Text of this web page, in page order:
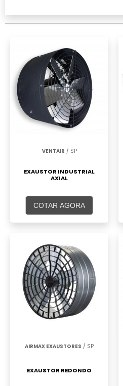
VENTAIR / SP
EXAUSTOR INDUSTRIAL
AXIAL
COTAR AGORA
AIRMAX EXAUSTORES / SP
EXAUSTOR REDONDO